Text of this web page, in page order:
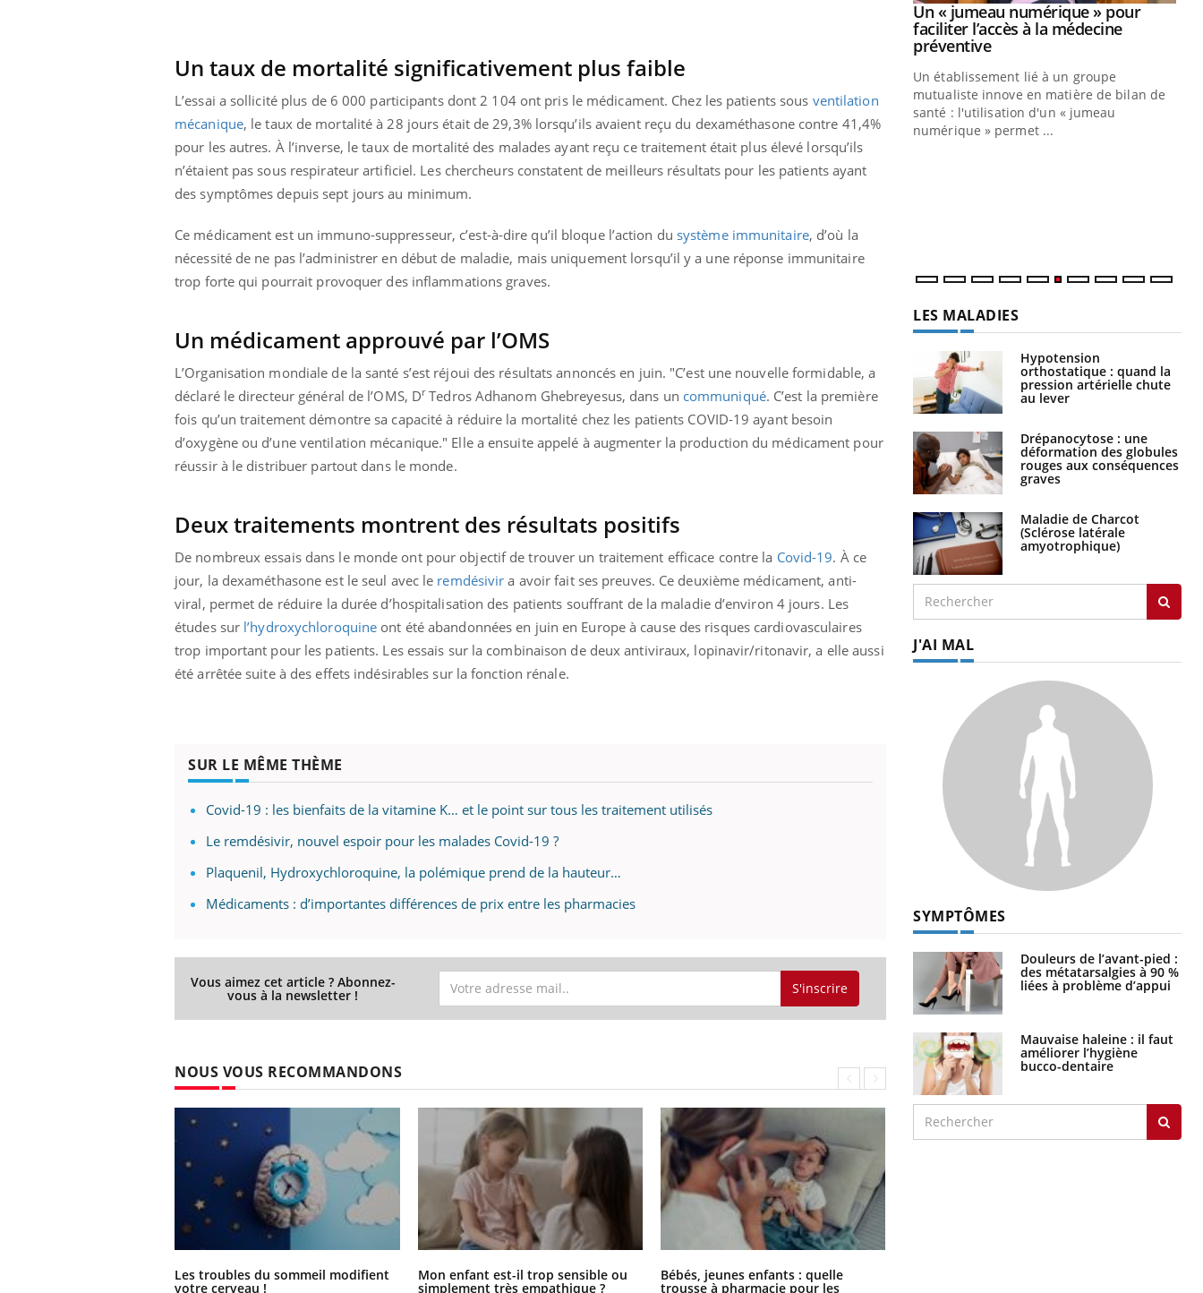
Un taux de mortalité significativement plus faible
L’essai a sollicité plus de 6 000 participants dont 2 104 ont pris le médicament. Chez les patients sous ventilation
mécanique, le taux de mortalité à 28 jours était de 29,3% lorsqu’ils avaient reçu du dexaméthasone contre 41,4%
pour les autres. À l’inverse, le taux de mortalité des malades ayant reçu ce traitement était plus élevé lorsqu’ils
n’étaient pas sous respirateur artificiel. Les chercheurs constatent de meilleurs résultats pour les patients ayant
des symptômes depuis sept jours au minimum.
Ce médicament est un immuno-suppresseur, c’est-à-dire qu’il bloque l’action du système immunitaire, d’où la
nécessité de ne pas l’administrer en début de maladie, mais uniquement lorsqu’il y a une réponse immunitaire
trop forte qui pourrait provoquer des inflammations graves.
Un médicament approuvé par l’OMS
L’Organisation mondiale de la santé s’est réjoui des résultats annoncés en juin. "C’est une nouvelle formidable,a
déclaré le directeur général de l’OMS, DrTedros Adhanom Ghebreyesus, dans un communiqué. C’est la première
fois qu’un traitement démontre sa capacité à réduire la mortalité chez les patients COVID-19 ayant besoin
d’oxygène ou d’une ventilation mécanique." Elle a ensuite appelé à augmenter la production du médicament pour
réussir à le distribuer partout dans le monde.
Deux traitements montrent des résultats positifs
De nombreux essais dans le monde ont pour objectif de trouver un traitement efficace contre la Covid-19. À ce
jour, la dexaméthasone est le seul avec le remdésivir a avoir fait ses preuves. Ce deuxième médicament, anti-
viral, permet de réduire la durée d’hospitalisation des patients souffrant de la maladie d’environ 4 jours. Les
études sur l’hydroxychloroquine ont été abandonnées en juin en Europe à cause des risques cardiovasculaires
trop important pour les patients. Les essais sur la combinaison de deux antiviraux, lopinavir/ritonavir, a elle aussi
été arrêtée suite à des effets indésirables sur la fonction rénale.
SUR LE MÊME THÈME
Covid-19 : les bienfaits de la vitamine K… et le point sur tous les traitement utilisés
Le remdésivir, nouvel espoir pour les malades Covid-19 ?
Plaquenil, Hydroxychloroquine, la polémique prend de la hauteur…
Médicaments : d’importantes différences de prix entre les pharmacies
Vous aimez cet article ? Abonnez-
vous à la newsletter ! S'inscrire
NOUS VOUS RECOMMANDONS
Les troubles du sommeil modifient
votre cerveau !
Mon enfant est-il trop sensible ou
simplement très empathique ?
Bébés, jeunes enfants : quelle
trousse à pharmacie pour les
En 2026, l'insuline dans le diabète de type 2
reste entourée d'idées reçues chez les
patients comme parfois chez les soignants.
L'été arrive… et avec lui, un tout nouveau
rythme de vie ! Vacances, plage, piscine,
soleil, activités en plein air… Nos mains
sont ...
nombreuses personnes atteintes de
diabète, c'est une période de questions, de
défis, mais ...
Youtube
Un « jumeau numérique » pour
faciliter l’accès à la médecine
préventiveYoutube
Un établissement lié à un groupe
mutualiste innove en matière de bilan de
santé : l'utilisation d'un « jumeau
numérique » permet ...
LES MALADIES
Hypotension
orthostatique : quand la
pression artérielle chute
au lever
Drépanocytose : une
déformation des globules
rouges aux conséquences
graves
Maladie de Charcot
(Sclérose latérale
amyotrophique)
J'AI MAL
SYMPTÔMES
Douleurs de l’avant-pied :
des métatarsalgies à 90 %
liées à problème d’appui
Mauvaise haleine : il faut
améliorer l’hygiène
bucco-dentaire